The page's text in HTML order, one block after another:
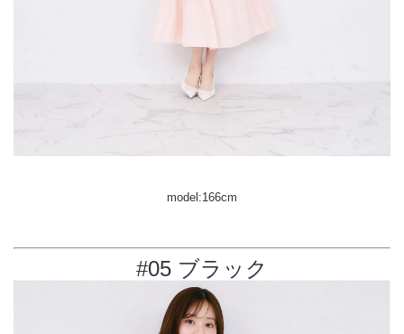
model:166cm
#05 ブラック